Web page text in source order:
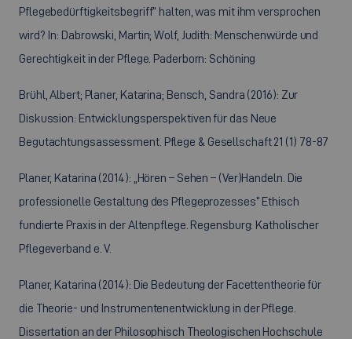
Pflegebedürftigkeitsbegriff” halten, was mit ihm versprochen
wird? In: Dabrowski, Martin; Wolf, Judith: Menschenwürde und
Gerechtigkeit in der Pflege. Paderborn: Schöning
Brühl, Albert; Planer, Katarina; Bensch, Sandra (2016): Zur
Diskussion: Entwicklungsperspektiven für das Neue
Begutachtungsassessment. Pflege & Gesellschaft 21 (1) 78-87
Planer, Katarina (2014): „Hören – Sehen – (Ver)Handeln. Die
professionelle Gestaltung des Pflegeprozesses“ Ethisch
fundierte Praxis in der Altenpflege. Regensburg: Katholischer
Pflegeverband e. V.
Planer, Katarina (2014): Die Bedeutung der Facettentheorie für
die Theorie- und Instrumentenentwicklung in der Pflege.
Dissertation an der Philosophisch Theologischen Hochschule